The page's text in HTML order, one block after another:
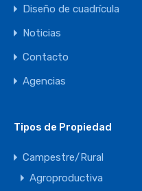
Diseño de cuadrícula
Noticias
Contacto
Agencias
Tipos de Propiedad
Campestre/Rural
Agroproductiva